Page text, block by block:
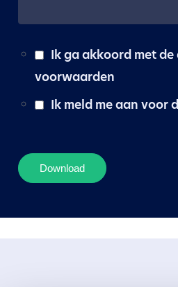
Ik ga akkoord met de
voorwaarden
Ik meld me aan voor